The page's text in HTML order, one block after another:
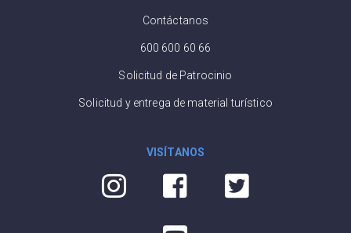
Contáctanos
600 600 60 66
Solicitud de Patrocinio
Solicitud y entrega de material turístico
VISÍTANOS